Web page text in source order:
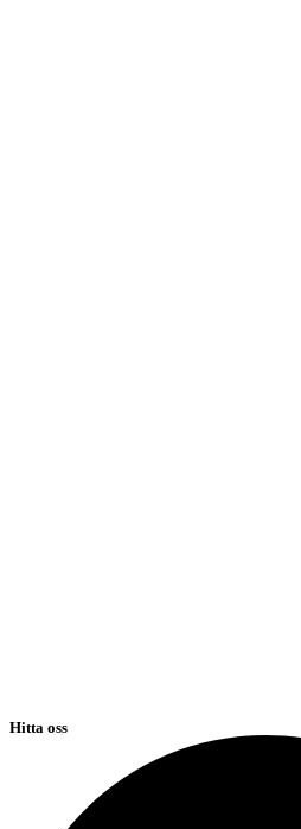
Hitta oss